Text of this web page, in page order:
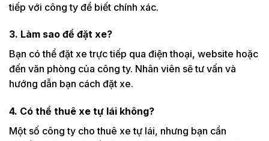
tiếp với công ty để biết chính xác.
3. Làm sao để đặt xe?
Bạn có thể đặt xe trực tiếp qua điện thoại, website hoặc
đến văn phòng của công ty. Nhân viên sẽ tư vấn và
hướng dẫn bạn cách đặt xe.
4. Có thể thuê xe tự lái không?
Một số công ty cho thuê xe tự lái, nhưng bạn cần